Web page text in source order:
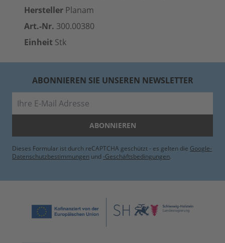
Hersteller Planam
Art.-Nr. 300.00380
Einheit Stk
ABONNIEREN SIE UNSEREN NEWSLETTER
ABONNIEREN
Dieses Formular ist durch reCAPTCHA geschützt - es gelten die Google-
Datenschutzbestimmungen und -Geschäftsbedingungen.